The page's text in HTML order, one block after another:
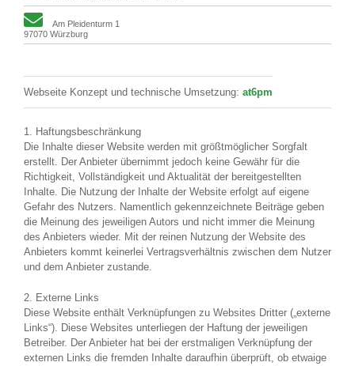
Am Pleidenturm 1
97070 Würzburg
Webseite Konzept und technische Umsetzung: at6pm
1. Haftungsbeschränkung
Die Inhalte dieser Website werden mit größtmöglicher Sorgfalt
erstellt. Der Anbieter übernimmt jedoch keine Gewähr für die
Richtigkeit, Vollständigkeit und Aktualität der bereitgestellten
Inhalte. Die Nutzung der Inhalte der Website erfolgt auf eigene
Gefahr des Nutzers. Namentlich gekennzeichnete Beiträge geben
die Meinung des jeweiligen Autors und nicht immer die Meinung
des Anbieters wieder. Mit der reinen Nutzung der Website des
Anbieters kommt keinerlei Vertragsverhältnis zwischen dem Nutzer
und dem Anbieter zustande.
2. Externe Links
Diese Website enthält Verknüpfungen zu Websites Dritter („externe
Links“). Diese Websites unterliegen der Haftung der jeweiligen
Betreiber. Der Anbieter hat bei der erstmaligen Verknüpfung der
externen Links die fremden Inhalte daraufhin überprüft, ob etwaige